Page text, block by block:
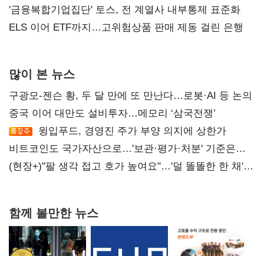
'금융복합기업집단' 토스, 전 계열사 내부통제 표준화
ELS 이어 ETF까지…고위험상품 판매 제동 걸린 은행
많이 본 뉴스
구광모-젠슨 황, 두 달 만에 또 만난다…로봇·AI 등 논의
중국 이어 대만도 설비투자…메모리 ‘삼국전쟁’
윙입푸드, 경영진 주가 부양 의지에 상한가
비트코인도 국가자산으로…'보관·평가·처분' 기준은
숙제
(현장+)"팔 생각 접고 호가 높여요"…'덜 똘똘한 한 채'
함께 볼만한 뉴스